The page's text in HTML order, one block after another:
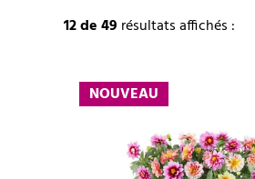
12de 49 résultats affichés :
NOUVEAU